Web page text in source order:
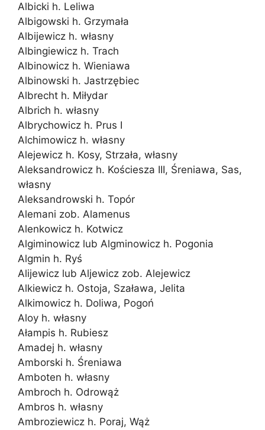
Albicki h. Leliwa
Albigowski h. Grzymała
Albijewicz h. własny
Albingiewicz h. Trach
Albinowicz h. Wieniawa
Albinowski h. Jastrzębiec
Albrecht h. Miłydar
Albrich h. własny
Albrychowicz h. Prus I
Alchimowicz h. własny
Alejewicz h. Kosy, Strzała, własny
Aleksandrowicz h. Kościesza III, Śreniawa, Sas,
własny
Aleksandrowski h. Topór
Alemani zob. Alamenus
Alenkowicz h. Kotwicz
Algiminowicz lub Algminowicz h. Pogonia
Algmin h. Ryś
Alijewicz lub Aljewicz zob. Alejewicz
Alkiewicz h. Ostoja, Szaława, Jelita
Alkimowicz h. Doliwa, Pogoń
Aloy h. własny
Ałampis h. Rubiesz
Amadej h. własny
Amborski h. Śreniawa
Amboten h. własny
Ambroch h. Odrowąż
Ambros h. własny
Ambroziewicz h. Poraj, Wąż